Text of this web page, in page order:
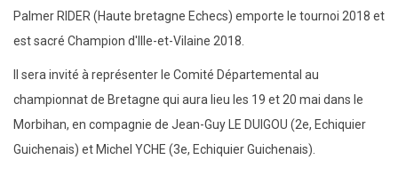
:
Palmer
Palmer RIDER (Haute bretagne Echecs) emporte le tournoi 2018 et
est sacré Champion d'Ille-et-Vilaine 2018.
Il sera invité à représenter le Comité Départemental au
championnat de Bretagne qui aura lieu les 19 et 20 mai dans le
Morbihan, en compagnie de Jean-Guy LE DUIGOU (2e, Echiquier
Guichenais) et Michel YCHE (3e, Echiquier Guichenais).